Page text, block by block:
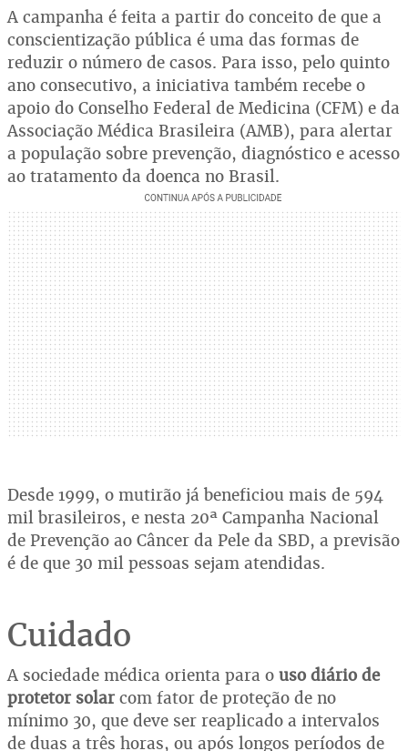
A campanha é feita a partir do conceito de que a
conscientização pública é uma das formas de
reduzir o número de casos. Para isso, pelo quinto
ano consecutivo, a iniciativa também recebe o
apoio do Conselho Federal de Medicina (CFM) e da
Associação Médica Brasileira (AMB), para alertar
a população sobre prevenção, diagnóstico e acesso
ao tratamento da doença no Brasil.
Desde 1999, o mutirão já beneficiou mais de 594
mil brasileiros, e nesta 20ª Campanha Nacional
de Prevenção ao Câncer da Pele da SBD, a previsão
é de que 30 mil pessoas sejam atendidas.
Cuidado
A sociedade médica orienta para o uso diário de
protetor solar com fator de proteção de no
mínimo 30, que deve ser reaplicado a intervalos
de duas a três horas, ou após longos períodos de